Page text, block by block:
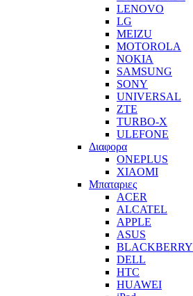
LENOVO
LG
MEIZU
MOTOROLA
NOKIA
SAMSUNG
SONY
UNIVERSAL
ZTE
TURBO-X
ULEFONE
Διαφορα
ONEPLUS
XIAOMI
Μπαταριες
ACER
ALCATEL
APPLE
ASUS
BLACKBERRY
DELL
HTC
HUAWEI